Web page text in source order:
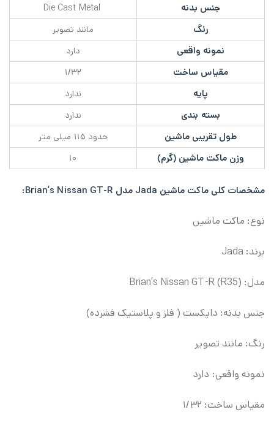
جنس بدنه
رنگ مانند تصویر
نمونه واقعی دارد
مقیاس ساخت ۱/۳۲
پایه ندارد
بسته بندی ندارد
طول تقریبی ماشین حدود ۱۱۵ میلی متر
وزن ماکت ماشین (گرم) ۱۰
مشخصات کلی ماکت ماشین Jada مدل Brian’s Nissan GT-R:
نوع: ماکت ماشین
برند: Jada
مدل: Brian’s Nissan GT-R (R35)
جنس بدنه: دایکست ( فلز و پلاستیک فشرده)
رنگ: مانند تصویر
نمونه واقعی: دارد
مقیاس ساخت: ۱/۳۲